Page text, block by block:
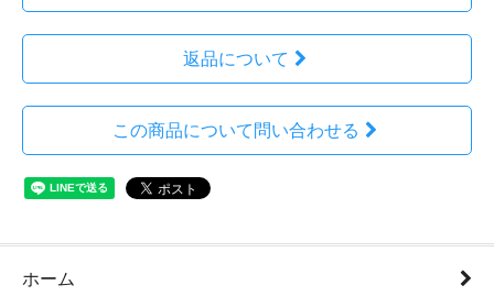
返品について
この商品について問い合わせる
ホーム